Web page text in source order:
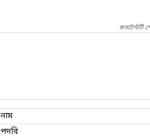
কনটেন্টটি
নাম
পদবি